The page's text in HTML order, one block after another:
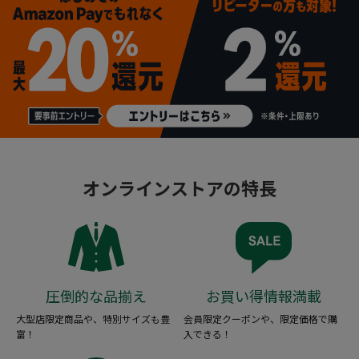
オンラインストアの特長
圧倒的な品揃え
大型店限定商品や、特別サイズも豊
富！
お買い得情報満載
会員限定クーポンや、限定価格で購
入できる！